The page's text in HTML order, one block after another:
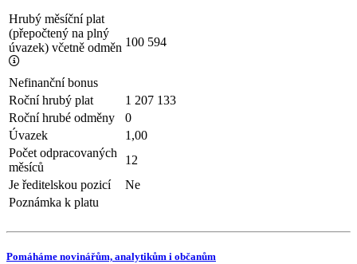
Hrubý měsíční plat
(přepočtený na plný
úvazek) včetně odměn 100 594
Nefinanční bonus
Roční hrubý plat
1 207 133
Roční hrubé odměny
0
Úvazek
1,00
Počet odpracovaných
měsíců
12
Je ředitelskou pozicí
Ne
Poznámka k platu
Pomáháme novinářům, analytikům i občanům